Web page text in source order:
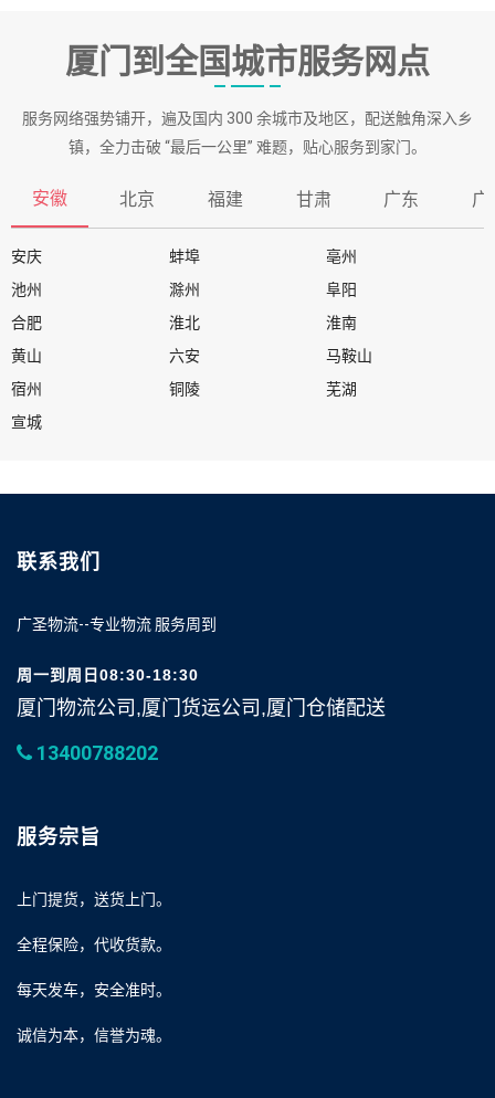
厦门到全国城市服务网点
服务网络强势铺开，遍及国内 300 余城市及地区，配送触角深入乡
镇，全力击破 “最后一公里” 难题，贴心服务到家门。
安徽 北京 福建 甘肃 广东 广
安庆 蚌埠
亳州
池州
滁州
阜阳
合肥
淮北
淮南
黄山
六安
马鞍山
宿州
铜陵
芜湖
宣城
联系我们
广圣物流--专业物流 服务周到
周一到周日08:30-18:30
厦门物流公司,厦门货运公司,厦门仓储配送
13400788202
服务宗旨
上门提货，送货上门。
全程保险，代收货款。
每天发车，安全准时。
诚信为本，信誉为魂。